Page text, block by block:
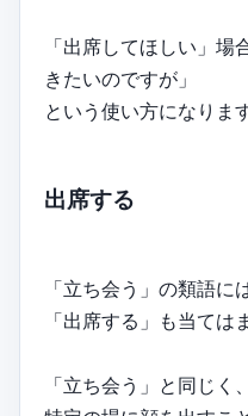
「出席してほしい」
きたいのですが」
という使い方になります
出席する
「立ち会う」の類語に
「出席する」も当ては
「立ち会う」と同じく、